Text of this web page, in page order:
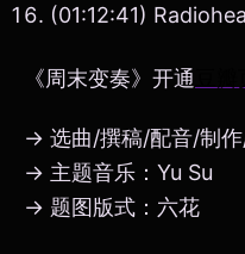
(01:12:41)
《周末变奏》开通
→ 选曲/撰稿/配音/制
→ 主题音乐：Yu Su
→ 题图版式：六花